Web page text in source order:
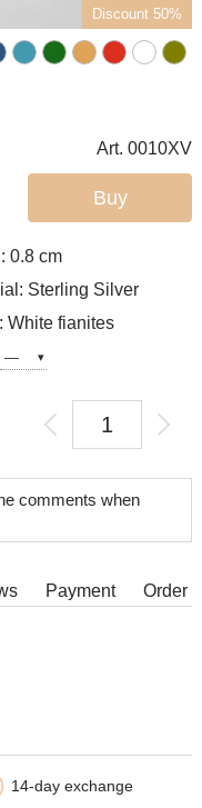
Discount 50%
Art. 0010XV
Buy
0.8 cm
Sterling Silver
White fianites
comments when
Order
Payment
14-day exchange